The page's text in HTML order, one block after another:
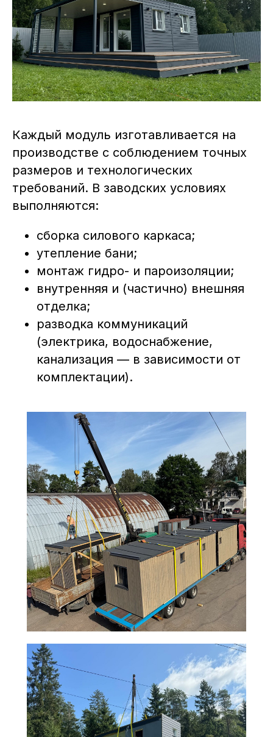
Каждый модуль изготавливается на
производстве с соблюдением точных
размеров и технологических
требований. В заводских условиях
выполняются:
сборка силового каркаса;
утепление бани;
монтаж гидро- и пароизоляции;
внутренняя и (частично) внешняя
отделка;
разводка коммуникаций
(электрика, водоснабжение,
канализация — в зависимости от
комплектации).